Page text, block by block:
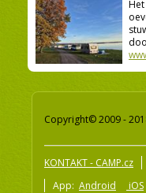
Copyright© 2009 -
KONTAKT - CAMP.cz
App: Android iOS